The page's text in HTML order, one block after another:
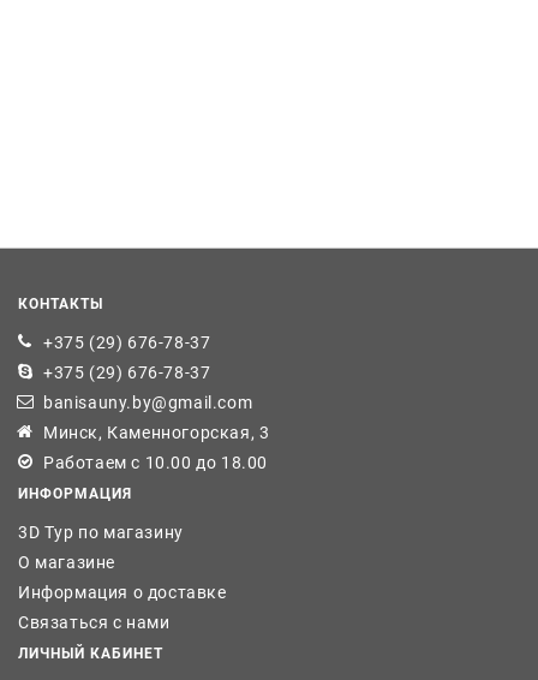
КОНТАКТЫ
+375 (29) 676-78-37
+375 (29) 676-78-37
banisauny.by@gmail.com
Минск, Каменногорская, 3
Работаем с 10.00 до 18.00
ИНФОРМАЦИЯ
3D Тур по магазину
О магазине
Информация о доставке
Связаться с нами
ЛИЧНЫЙ КАБИНЕТ